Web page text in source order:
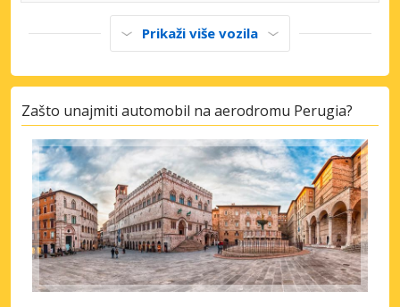
Prikaži više vozila
Zašto unajmiti automobil na aerodromu Perugia?